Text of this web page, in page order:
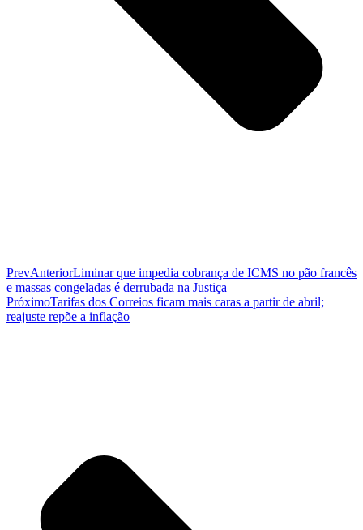
PrevAnteriorLiminar que impedia cobrança de ICMS no pão francês
e massas congeladas é derrubada na Justiça
PróximoTarifas dos Correios ficam mais caras a partir de abril;
reajuste repõe a inflação